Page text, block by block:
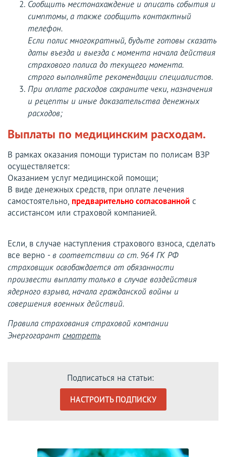
Сообщить местонахождение и описать события и
симптомы, а также сообщить контактный
телефон.
Если полис многократный, будьте готовы сказать
даты въезда и выезда с момента начала действия
страхового полиса до текущего момента.
строго выполняйте рекомендации специалистов.
При оплате расходов сохраните чеки, назначения
и рецепты и иные доказательства денежных
расходов;
Выплаты по медицинским расходам.
В рамках оказания помощи туристам по полисам ВЗР
осуществляется:
Оказанием услуг медицинской помощи;
В виде денежных средств, при оплате лечения
самостоятельно, предварительно согласованной с
ассистансом или страховой компанией.
Если, в случае наступления страхового взноса, сделать
все верно - в соответствии со ст. 964 ГК РФ
страховщик освобождается от обязанности
произвести выплату только в случае воздействия
ядерного взрыва, начала гражданской войны и
совершения военных действий.
Правила страхования страховой компании
Энергогарант смотреть
Подписаться на статьи:
НАСТРОИТЬ ПОДПИСКУ